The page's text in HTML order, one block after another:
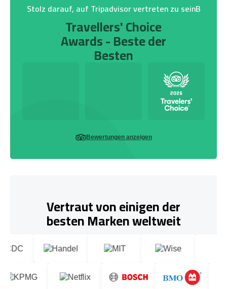
Stolz darauf, auf Tripadvisor vertreten zu seinB
Travellers' Choice
Awards - Beste der
Besten
Bewertungen anzeigen
Vertraut von einigen der
besten Marken weltweit